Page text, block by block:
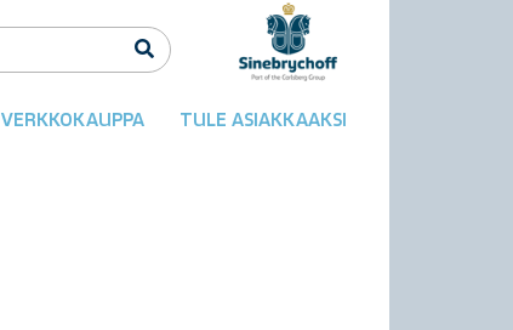
VERKKOKAUPPA TULE ASIAKKAAKSI